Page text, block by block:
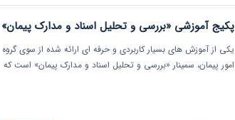
پکیج آموزشی «بررسی و تحلیل اسناد و مدارک پیمان»
یکی از آموزش‏‏‏‏‏‏ های بسیار کاربردی و حرفه‏ ای ارائه شده از سوی گروه
امور پیمان، سمینار «بررسی و تحلیل اسناد و مدارک پیمان» است که